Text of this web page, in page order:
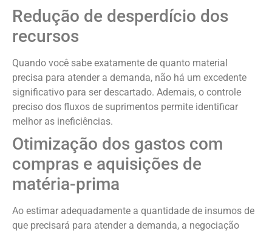
Redução de desperdício dos
recursos
Quando você sabe exatamente de quanto material
precisa para atender a demanda, não há um excedente
significativo para ser descartado. Ademais, o controle
preciso dos fluxos de suprimentos permite identificar
melhor as ineficiências.
Otimização dos gastos com
compras e aquisições de
matéria-prima
Ao estimar adequadamente a quantidade de insumos de
que precisará para atender a demanda, a negociação